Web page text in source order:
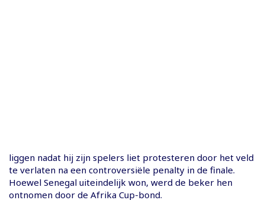
liggen nadat hij zijn spelers liet protesteren door het veld
te verlaten na een controversiële penalty in de finale.
Hoewel Senegal uiteindelijk won, werd de beker hen
ontnomen door de Afrika Cup-bond.